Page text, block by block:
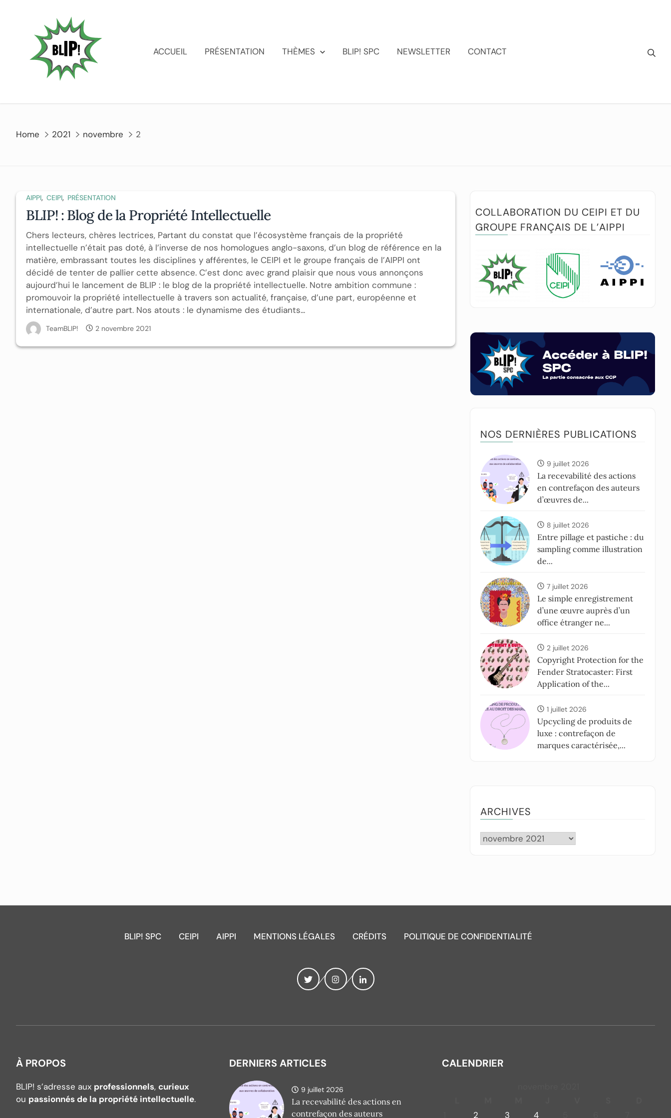
ACCUEIL PRÉSENTATION THÈMES BLIP! SPC NEWSLETTER CONTACT
Home 2021 novembre 2
AIPPI, CEIPI, PRÉSENTATION
BLIP! : Blog de la Propriété Intellectuelle
Chers lecteurs, chères lectrices, Partant du constat que l’écosystème français de la propriété
intellectuelle n’était pas doté, à l’inverse de nos homologues anglo-saxons, d’un blog de référence en la
matière, embrassant toutes les disciplines y afférentes, le CEIPI et le groupe français de l’AIPPI ont
décidé de tenter de pallier cette absence. C’est donc avec grand plaisir que nous vous annonçons
aujourd’hui le lancement de BLIP : le blog de la propriété intellectuelle. Notre ambition commune :
promouvoir la propriété intellectuelle à travers son actualité, française, d’une part, européenne et
internationale, d’autre part. Nos atouts : le dynamisme des étudiants...
TeamBLIP! 2 novembre 2021
COLLABORATION DU CEIPI ET DU
GROUPE FRANÇAIS DE L’AIPPI
NOS DERNIÈRES PUBLICATIONS
9 juillet 2026
La recevabilité des actions
en contrefaçon des auteurs
d’œuvres de...
8 juillet 2026
Entre pillage et pastiche : du
sampling comme illustration
de...
7 juillet 2026
Le simple enregistrement
d’une œuvre auprès d’un
office étranger ne...
2 juillet 2026
Copyright Protection for the
Fender Stratocaster: First
Application of the...
1 juillet 2026
Upcycling de produits de
luxe : contrefaçon de
marques caractérisée,...
ARCHIVES
BLIP! SPC CEIPI AIPPI MENTIONS LÉGALES CRÉDITS POLITIQUE DE CONFIDENTIALITÉ
À PROPOS
BLIP! s’adresse aux professionnels, curieux
ou passionnés de la propriété intellectuelle.
DERNIERS ARTICLES
9 juillet 2026
La recevabilité des actions en
contrefaçon des auteurs
CALENDRIER
2 3 4